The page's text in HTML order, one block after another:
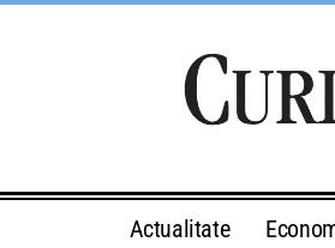
Actualitate